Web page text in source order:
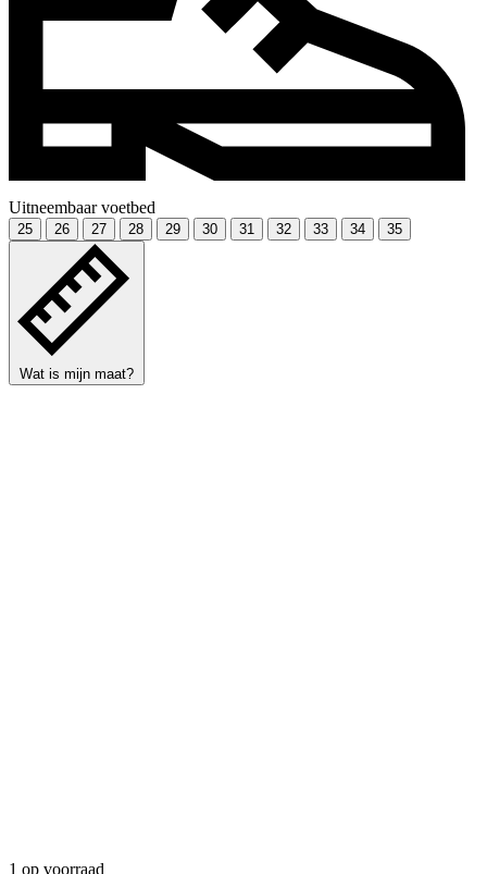
Uitneembaar voetbed
25 26 27 28 29 30 31 32 33 34 35
Wat is mijn maat?
1 op voorraad